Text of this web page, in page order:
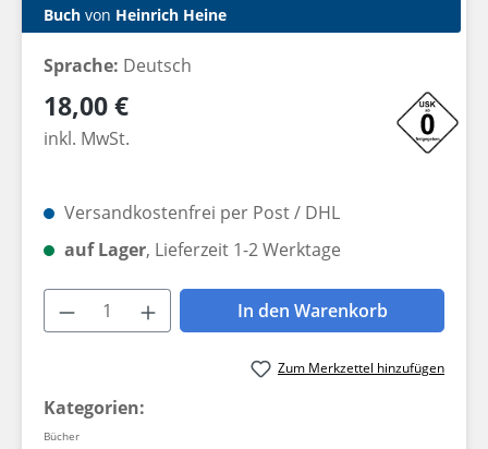
Buch von Heinrich Heine
Sprache: Deutsch
Regulärer Preis:
18,00 €
inkl. MwSt.
Versandkostenfrei per Post / DHL
auf Lager, Lieferzeit 1-2 Werktage
Produkt Anzahl: Gib den
In den Warenkorb
Zum Merkzettel hinzufügen
Kategorien:
Bücher